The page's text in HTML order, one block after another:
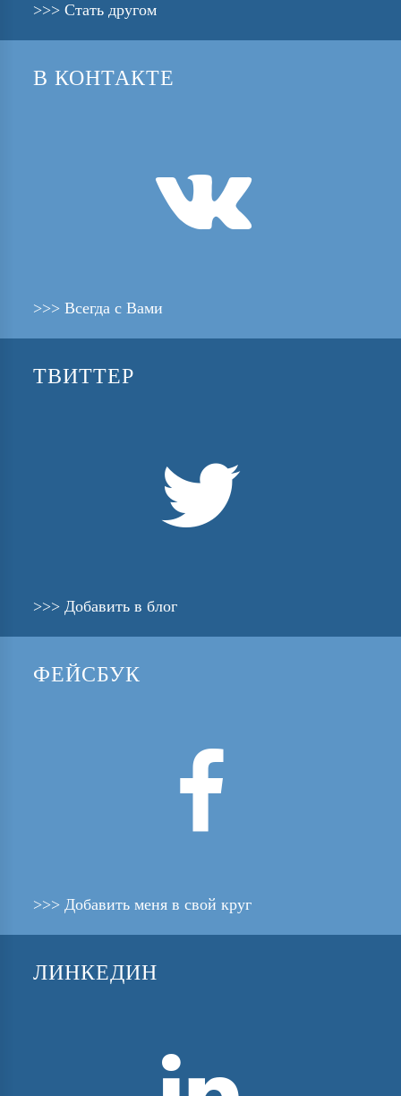
>>> Стать другом
В КОНТАКТЕ

>>> Всегда с Вами
ТВИТТЕР

>>> Добавить в блог
ФЕЙСБУК

>>> Добавить меня в свой круг
ЛИНКЕДИН